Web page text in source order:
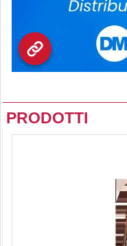
PRODOTTI